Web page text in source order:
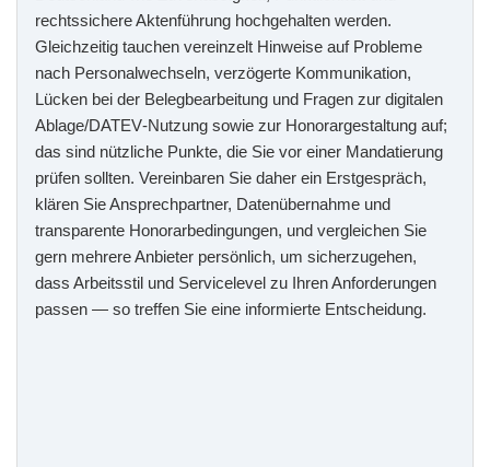
rechtssichere Aktenführung hochgehalten werden.
Gleichzeitig tauchen vereinzelt Hinweise auf Probleme
nach Personalwechseln, verzögerte Kommunikation,
Lücken bei der Belegbearbeitung und Fragen zur digitalen
Ablage/DATEV‑Nutzung sowie zur Honorargestaltung auf;
das sind nützliche Punkte, die Sie vor einer Mandatierung
prüfen sollten. Vereinbaren Sie daher ein Erstgespräch,
klären Sie Ansprechpartner, Datenübernahme und
transparente Honorarbedingungen, und vergleichen Sie
gern mehrere Anbieter persönlich, um sicherzugehen,
dass Arbeitsstil und Servicelevel zu Ihren Anforderungen
passen — so treffen Sie eine informierte Entscheidung.